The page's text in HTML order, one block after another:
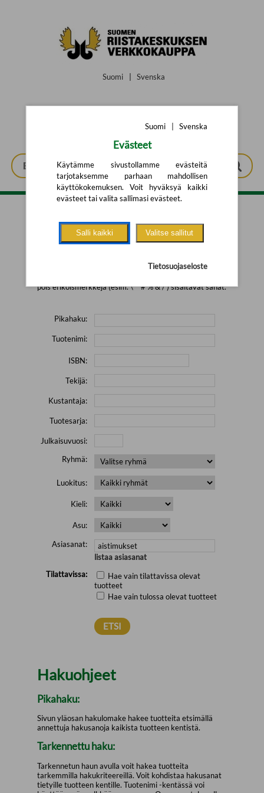
Suomi Svenska
Tarkennettu haku
pois erikoismerkkejä (esim. \' " # % & / ) sisältävät sanat.
Pikahaku:
Tuotenimi:
ISBN:
Tekijä:
Kustantaja:
Tuotesarja:
Julkaisuvuosi:
Ryhmä:
Luokitus:
Kieli:
Asu:
Asiasanat:
listaa asiasanat
Tilattavissa:
Hae vain tilattavissa olevat
tuotteet
Hae vain tulossa olevat tuotteet
Hakuohjeet
Pikahaku:
Sivun yläosan hakulomake hakee tuotteita etsimällä
annettuja hakusanoja kaikista tuotteen kentistä.
Tarkennettu haku:
Tarkennetun haun avulla voit hakea tuotteita
tarkemmilla hakukriteereillä. Voit kohdistaa hakusanat
tietyille tuotteen kentille. Tuotenimi -kentässä voi
Suomi Svenska
Evästeet
Käytämme sivustollamme evästeitä
tarjotaksemme parhaan mahdollisen
käyttökokemuksen. Voit hyväksyä kaikki
evästeet tai valita sallimasi evästeet.
Salli kaikki Valitse sallitut
Tietosuojaseloste